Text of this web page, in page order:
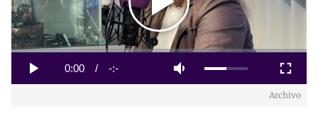
Play
Video
Play Mute
Current
0:00 / Duration
-:-
Loaded:
Fullscreen
Archivo